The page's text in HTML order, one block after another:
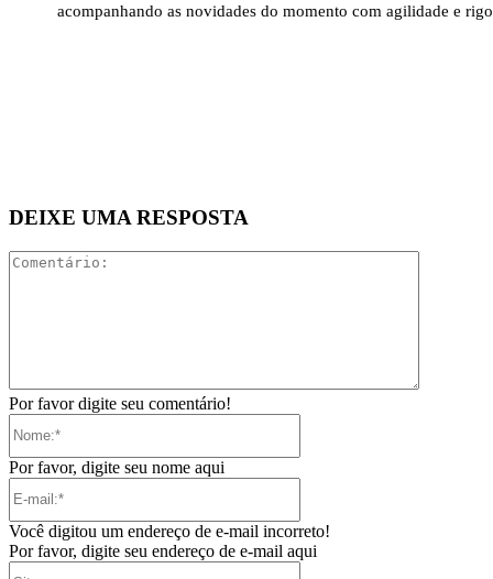
acompanhando as novidades do momento com agilidade e
DEIXE UMA RESPOSTA
Por favor digite seu comentário!
Por favor, digite seu nome aqui
Você digitou um endereço de e-mail incorreto!
Por favor, digite seu endereço de e-mail aqui